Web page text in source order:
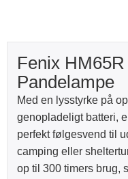
Fenix
Pandelampe
Med en lysstyrke på
genopladeligt batteri,
perfekt følgesvend til
camping eller
op til 300 timers brug,